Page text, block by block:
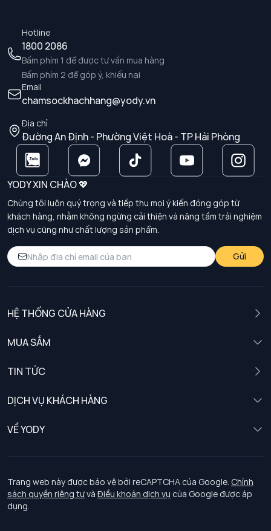
Hotline
1800 2086
Bấm phím 1 để được tư vấn mua hàng
Bấm phím 2 để góp ý, khiếu nại
Email
chamsockhachhang@yody.vn
Địa chỉ
Đường An Định - Phường Việt Hoà - TP Hải Phòng
YODY XIN CHÀO 💖
Chúng tôi luôn quý trọng và tiếp thu mọi ý kiến đóng góp từ
khách hàng, nhằm không ngừng cải thiện và nâng tầm trải nghiệm
dịch vụ cũng như chất lượng sản phẩm.
Gửi
HỆ THỐNG CỬA HÀNG
MUA SẮM
TIN TỨC
DỊCH VỤ KHÁCH HÀNG
Chính sách khách hàng thân thiết
Chính sách bảo vệ dữ liệu cá nhân
Chính sách thanh toán, giao nhận
VỀ YODY
Tuyển dụng
Trang web này được bảo vệ bởi reCAPTCHA của Google. Chính
sách quyền riêng tưvà Điều khoản dịch vụ của Google được áp
dụng.